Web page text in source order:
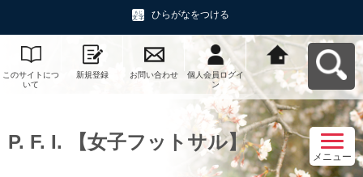
ひらがなをつける
このサイトにつ
いて
新規登録 お問い合わせ
個人会員ログイ
ン
八王子ｺﾐｭﾆﾃｨ活
動応援ｻｲﾄ はち
コミねっとへ戻
る
P. F. I. 【女子フットサル】
メニュー